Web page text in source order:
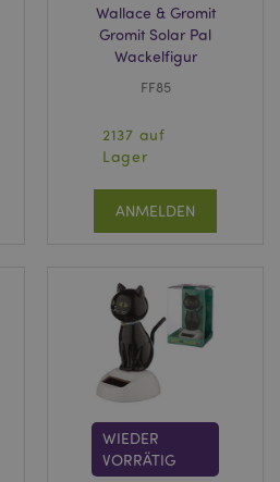
Wallace & Gromit
Gromit Solar Pal
Wackelfigur
FF85
2137 auf
Lager
ANMELDEN
WIEDER
VORRÄTIG